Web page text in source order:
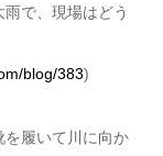
で、現場はどう
blog/383)
履いて川に向か